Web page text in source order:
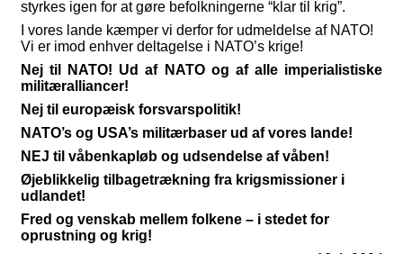
styrkes igen for at gøre befolkningerne “klar til krig”.
I vores lande kæmper vi derfor for udmeldelse af NATO!
Vi er imod enhver deltagelse i NATO’s krige!
Nej til NATO! Ud af NATO og af alle imperialistiske
militæralliancer!
Nej til europæisk forsvarspolitik!
NATO’s og USA’s militærbaser ud af vores lande!
NEJ til våbenkapløb og udsendelse af våben!
Øjeblikkelig tilbagetrækning fra krigsmissioner i
udlandet!
Fred og venskab mellem folkene – i stedet for
oprustning og krig!